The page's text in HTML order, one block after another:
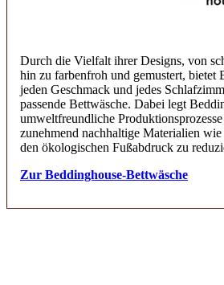
Durch die Vielfalt ihrer Designs, von
hin zu farbenfroh und gemustert, bietet
jeden Geschmack und jedes
passende Bettwäsche. Dabei legt
umweltfreundliche
zunehmend nachhaltige Materialien
den ökologischen Fußabdruck zu
Zur Beddinghouse-Bettwäsche